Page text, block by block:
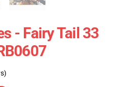
- Fairy Tail 33